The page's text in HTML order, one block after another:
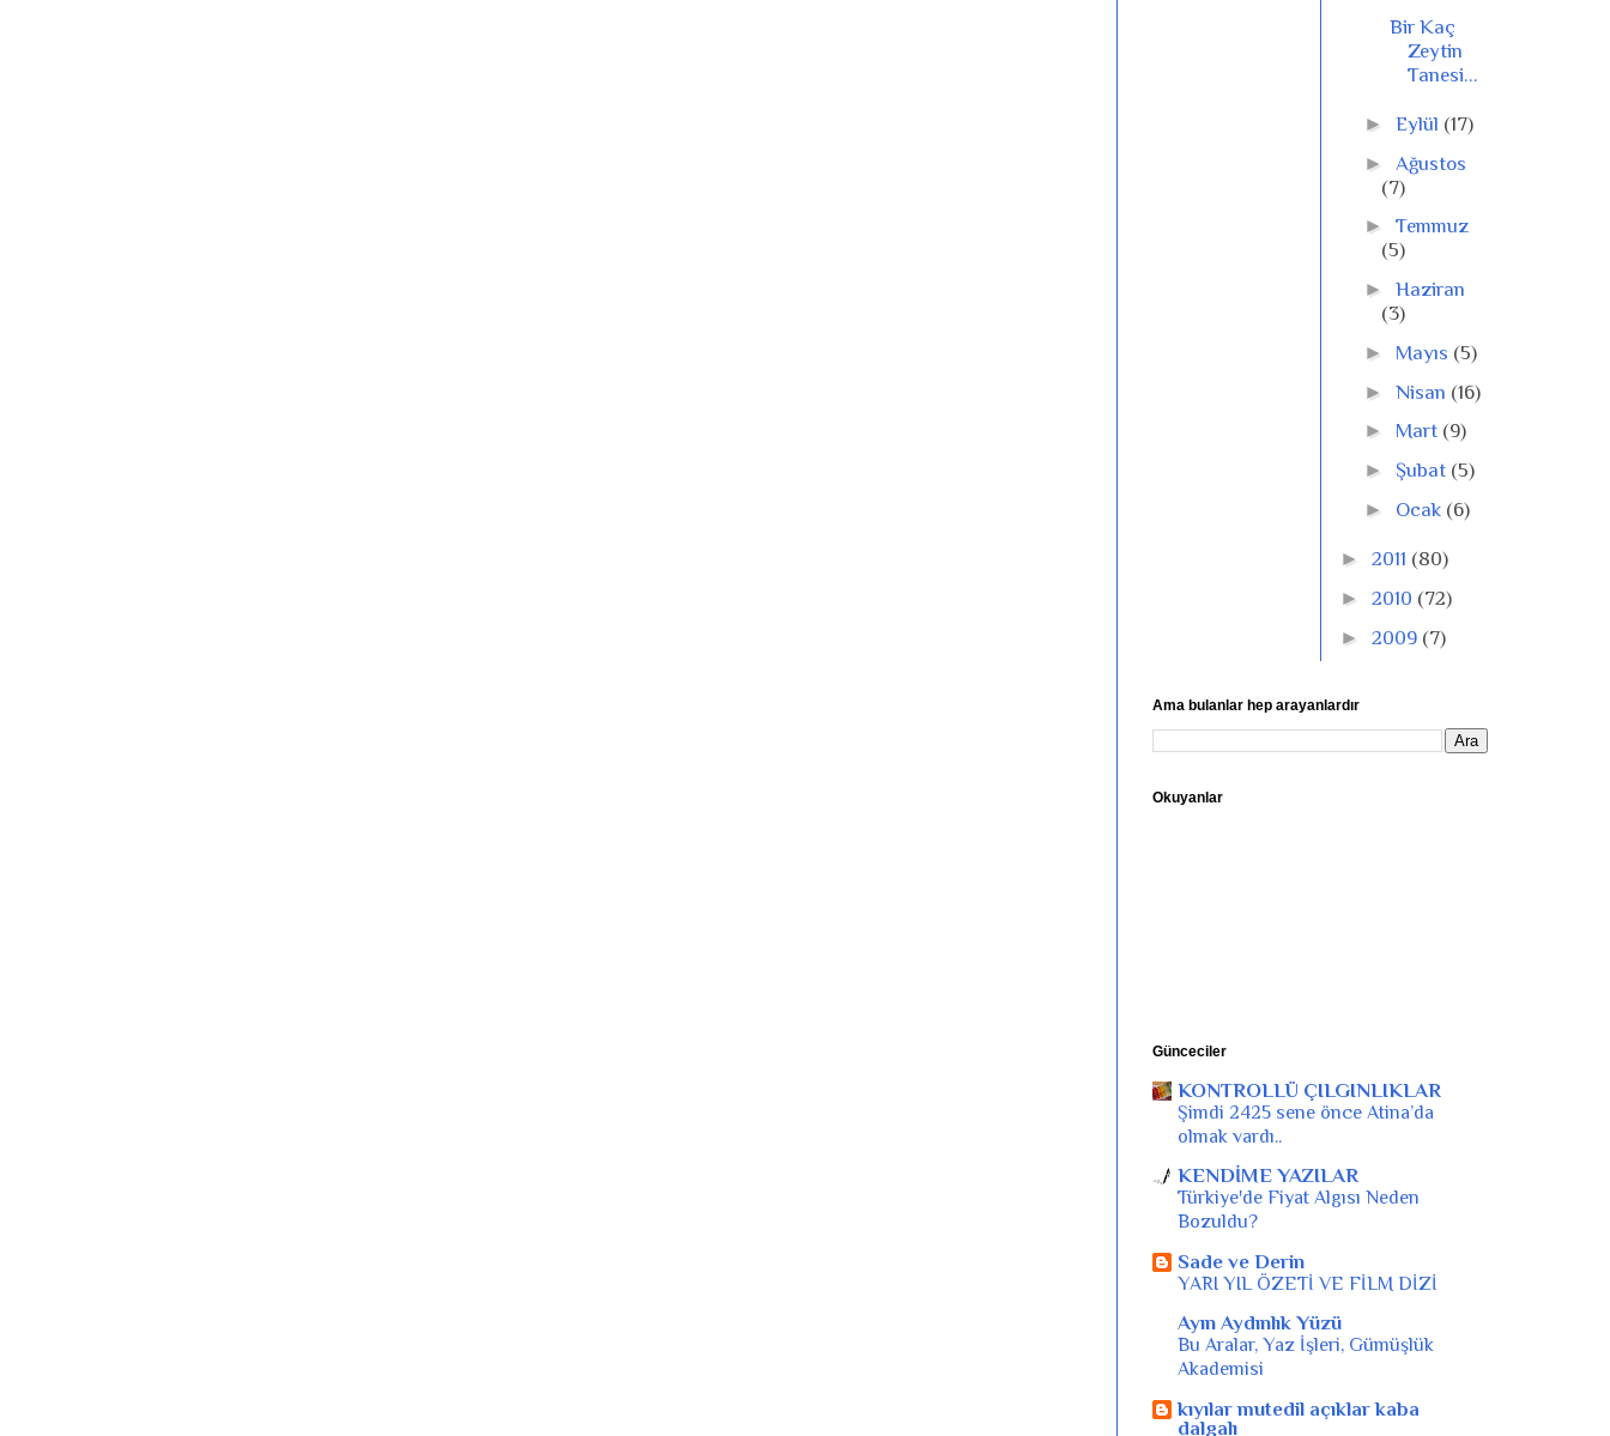
Bir Kaç
Zeytin
Tanesi...
►Eylül (17)
► Ağustos
(7)
►Temmuz
(5)
►Haziran
(3)
► Mayıs (5)
►Nisan (16)
► Mart (9)
► Şubat (5)
► Ocak (6)
► 2011 (80)
► 2010 (72)
► 2009 (7)
Ama bulanlar hep arayanlardır
Okuyanlar
Günceciler
KONTROLLÜ ÇILGINLIKLAR
Şimdi 2425 sene önce Atina’da
olmak vardı..
KENDİME YAZILAR
Türkiye'de Fiyat Algısı Neden
Bozuldu?
Sade ve Derin
YARI YIL ÖZETİ VE FİLM DİZİ
Ayın Aydınlık Yüzü
Bu Aralar, Yaz İşleri, Gümüşlük
Akademisi
kıyılar mutedil açıklar kaba
dalgalı